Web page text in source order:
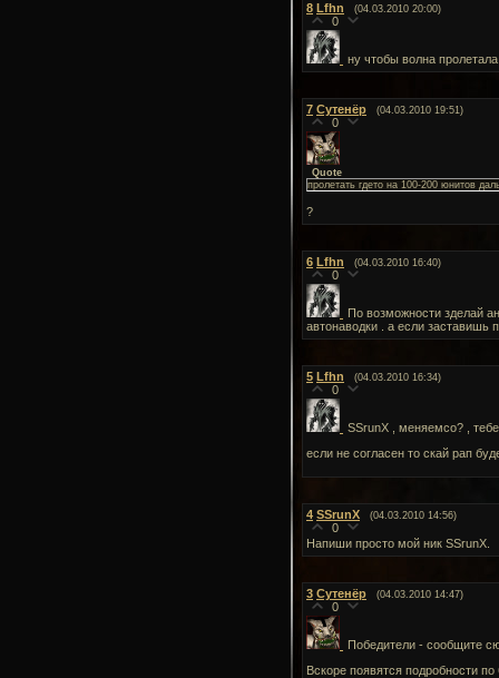
8 Lfhn (04.03.2010 20:00)
0
ну чтобы волна
7 Сутенёр (04.03.2010 19:51)
0
Quote
пролетать гдето на 100-200 юнитов
?
6 Lfhn (04.03.2010 16:40)
0
По возможности зделай
автонаводки . а если заставишь
5 Lfhn (04.03.2010 16:34)
0
SSrunX , меняемсо? ,
если не согласен то скай рап
4 SSrunX (04.03.2010 14:56)
0
Напиши просто мой ник SSrunX.
3 Сутенёр (04.03.2010 14:47)
0
Победители - сообщите
Вскоре появятся подробности по